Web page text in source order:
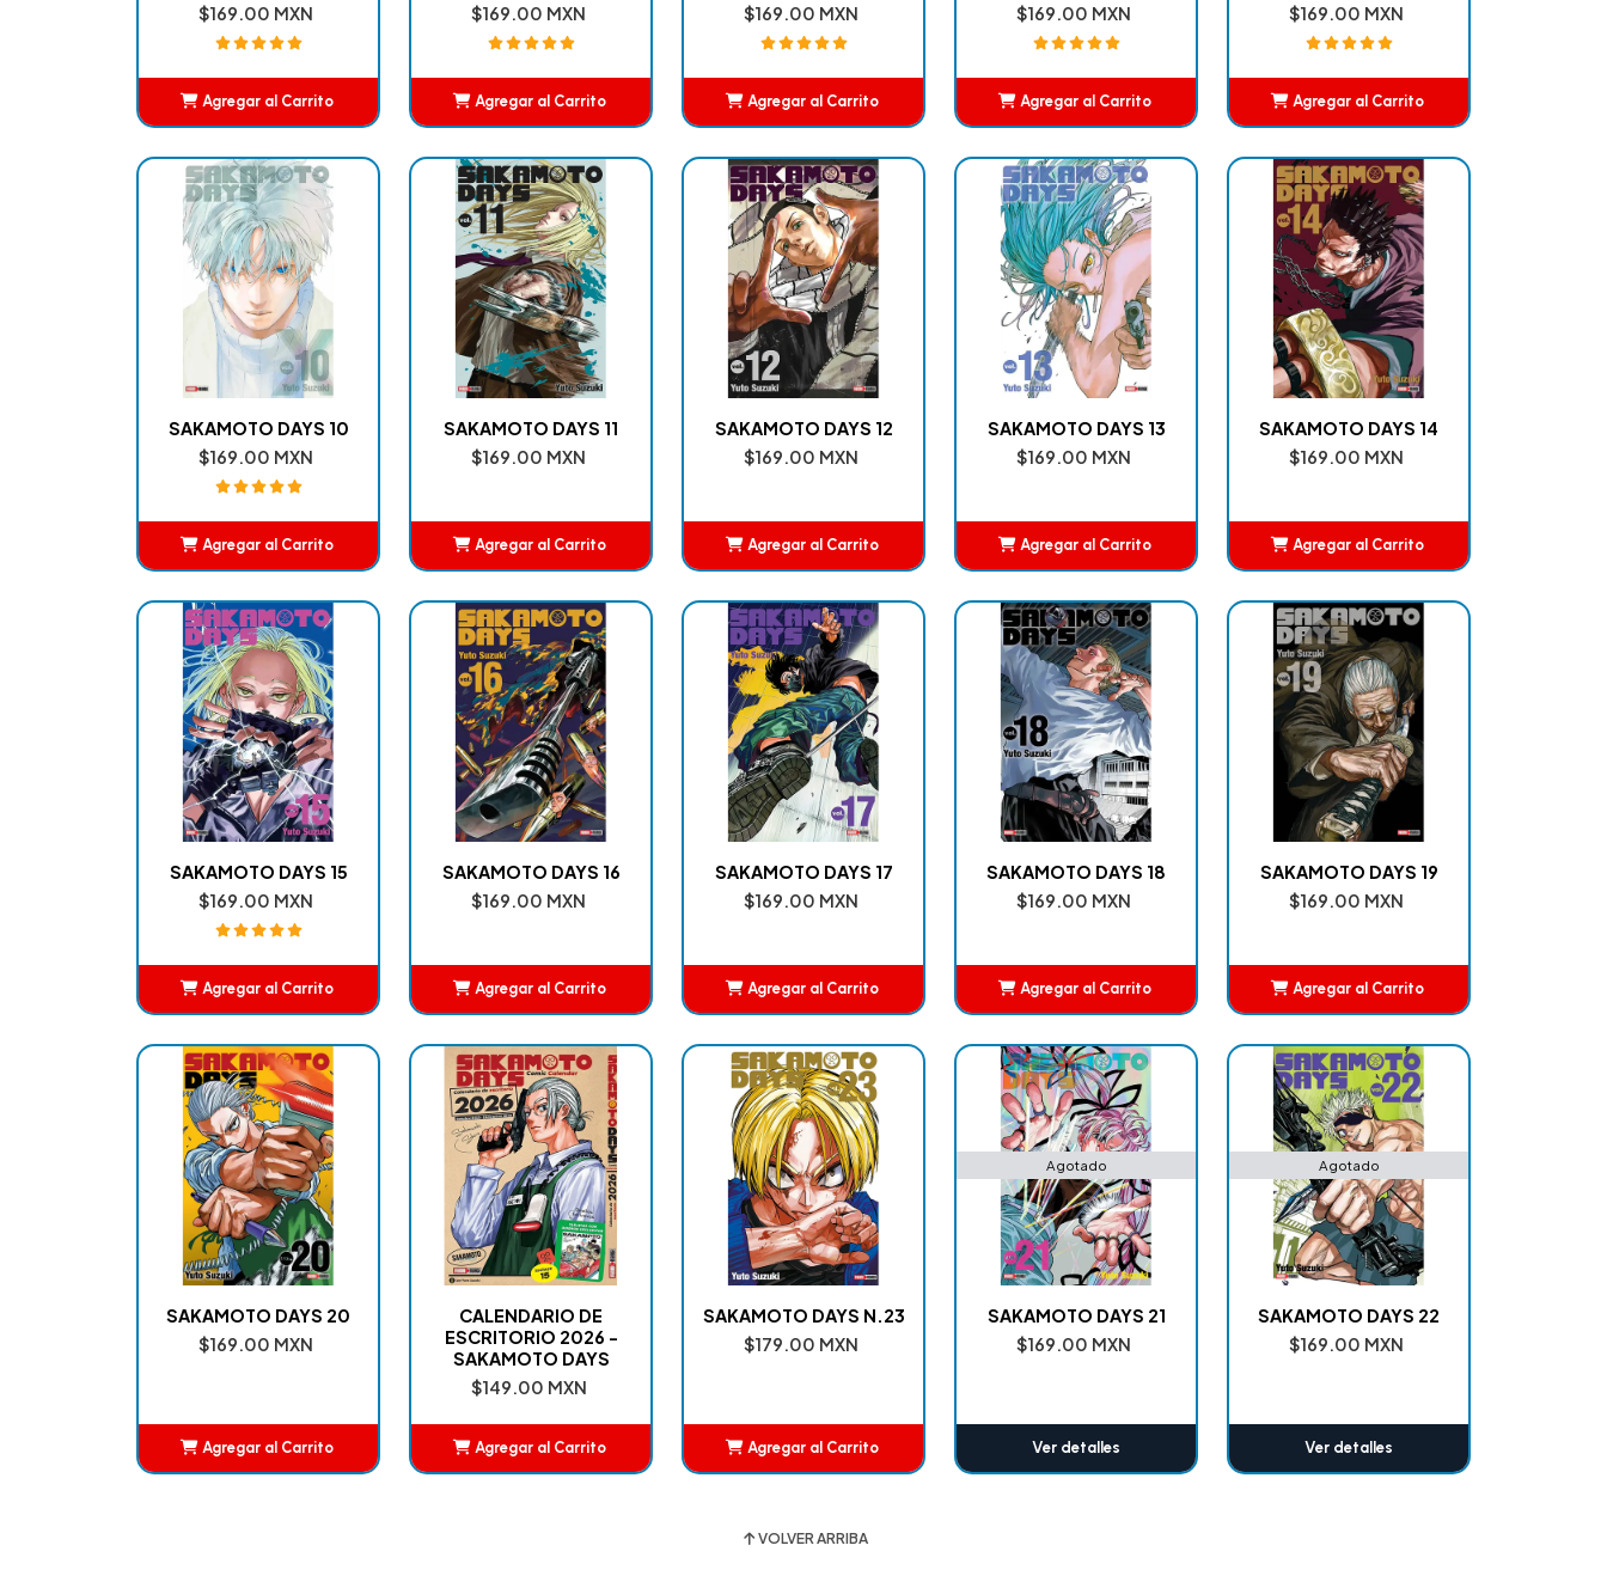
$169.00 MXN
Agregar al Carrito
$169.00 MXN
Agregar al Carrito
$169.00 MXN
Agregar al Carrito
$169.00 MXN
Agregar al Carrito
$169.00 MXN
Agregar al Carrito
SAKAMOTO DAYS 10
$169.00 MXN
Agregar al Carrito
SAKAMOTO DAYS 11
$169.00 MXN
Agregar al Carrito
SAKAMOTO DAYS 12
$169.00 MXN
Agregar al Carrito
SAKAMOTO DAYS 13
$169.00 MXN
Agregar al Carrito
SAKAMOTO DAYS 14
$169.00 MXN
Agregar al Carrito
SAKAMOTO DAYS 15
$169.00 MXN
Agregar al Carrito
SAKAMOTO DAYS 16
$169.00 MXN
Agregar al Carrito
SAKAMOTO DAYS 17
$169.00 MXN
Agregar al Carrito
SAKAMOTO DAYS 18
$169.00 MXN
Agregar al Carrito
SAKAMOTO DAYS 19
$169.00 MXN
Agregar al Carrito
SAKAMOTO DAYS 20
$169.00 MXN
Agregar al Carrito
CALENDARIO DE
ESCRITORIO 2026 -
SAKAMOTO DAYS
$149.00 MXN
Agregar al Carrito
SAKAMOTO DAYS N.23
$179.00 MXN
Agregar al Carrito
Agotado
SAKAMOTO DAYS 21
$169.00 MXN
Ver detalles
Agotado
SAKAMOTO DAYS 22
$169.00 MXN
Ver detalles
VOLVER ARRIBA